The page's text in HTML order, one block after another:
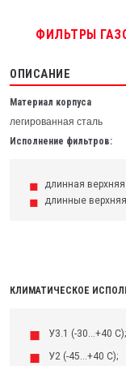
ФИЛЬТРЫ
ОПИСАНИЕ
Материал корпуса
легированная сталь
Исполнение фильтров:
длинная
длинные
КЛИМАТИЧЕСКОЕ
У3.1 (-30...+40 С);
У2 (-45...+40 С);